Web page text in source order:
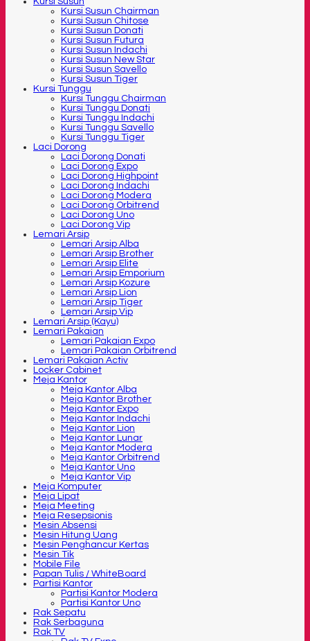
Kursi Susun Chairman
Kursi Susun Chitose
Kursi Susun Donati
Kursi Susun Futura
Kursi Susun Indachi
Kursi Susun New Star
Kursi Susun Savello
Kursi Susun Tiger
Kursi Tunggu
Kursi Tunggu Chairman
Kursi Tunggu Donati
Kursi Tunggu Indachi
Kursi Tunggu Savello
Kursi Tunggu Tiger
Laci Dorong
Laci Dorong Donati
Laci Dorong Expo
Laci Dorong Highpoint
Laci Dorong Indachi
Laci Dorong Modera
Laci Dorong Orbitrend
Laci Dorong Uno
Laci Dorong Vip
Lemari Arsip
Lemari Arsip Alba
Lemari Arsip Brother
Lemari Arsip Elite
Lemari Arsip Emporium
Lemari Arsip Kozure
Lemari Arsip Lion
Lemari Arsip Tiger
Lemari Arsip Vip
Lemari Arsip (Kayu)
Lemari Pakaian
Lemari Pakaian Expo
Lemari Pakaian Orbitrend
Lemari Pakaian Activ
Locker Cabinet
Meja Kantor
Meja Kantor Alba
Meja Kantor Brother
Meja Kantor Expo
Meja Kantor Indachi
Meja Kantor Lion
Meja Kantor Lunar
Meja Kantor Modera
Meja Kantor Orbitrend
Meja Kantor Uno
Meja Kantor Vip
Meja Komputer
Meja Lipat
Meja Meeting
Meja Resepsionis
Mesin Absensi
Mesin Hitung Uang
Mesin Penghancur Kertas
Mesin Tik
Mobile File
Papan Tulis / WhiteBoard
Partisi Kantor
Partisi Kantor Modera
Partisi Kantor Uno
Rak Sepatu
Rak Serbaguna
Rak TV